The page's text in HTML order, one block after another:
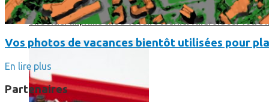
Un boîtier imprimé en 3D va faire tourner Android sur votre
Vos photos de vacances bientôt utilisées pour
En lire plus
Partenaires